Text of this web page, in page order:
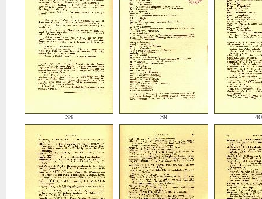
38 39 40